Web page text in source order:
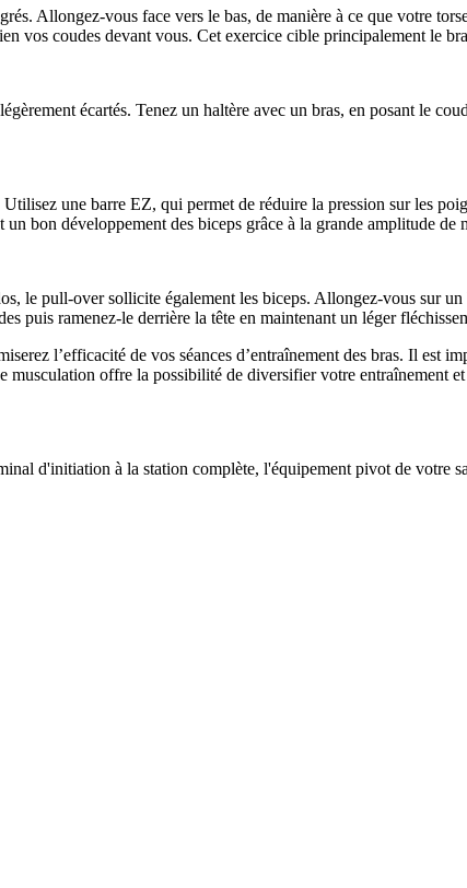
Allongez-vous face vers le bas, de manière à ce que votre
vos coudes devant vous. Cet exercice cible principalement le
écartés. Tenez un haltère avec un bras, en posant le
une barre EZ, qui permet de réduire la pression sur les
bon développement des biceps grâce à la grande amplitude de
le pull-over sollicite également les biceps. Allongez-vous sur
puis ramenez-le derrière la tête en maintenant un léger
l’efficacité de vos séances d’entraînement des bras. Il est
musculation offre la possibilité de diversifier votre entraînement
d'initiation à la station complète, l'équipement pivot de votre